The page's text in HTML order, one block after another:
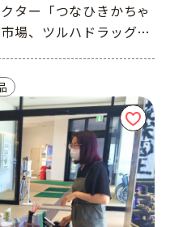
ター「つなひきかちゃ
場、ツルハドラッグが